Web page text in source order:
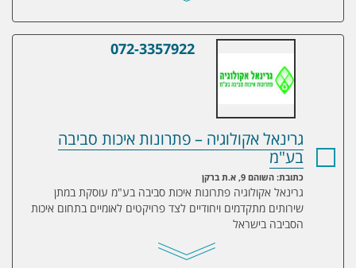
גרינאל אקולוגיה – פתרונות איכות סביבה
072-3357922
גרינאל אקולוגיה – פתרונות איכות סביבה
בע"מ
כתובת: השוהם 9, א.ת ברקן
גרינאל אקולוגיה פתרונות איכות סביבה בע"מ עוסקת במתן
שירותים מתקדמים ויחודיים לצד פרויקטים לאומיים בתחום איכות
הסביבה בישראל